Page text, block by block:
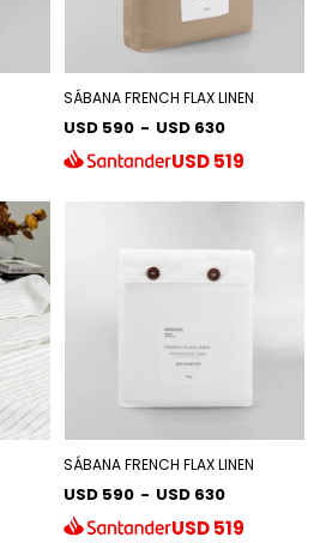
SÁBANA FRENCH FLAX LINEN
USD 590 - USD 630
USD519
SÁBANA FRENCH FLAX LINEN
USD 590 - USD 630
USD519